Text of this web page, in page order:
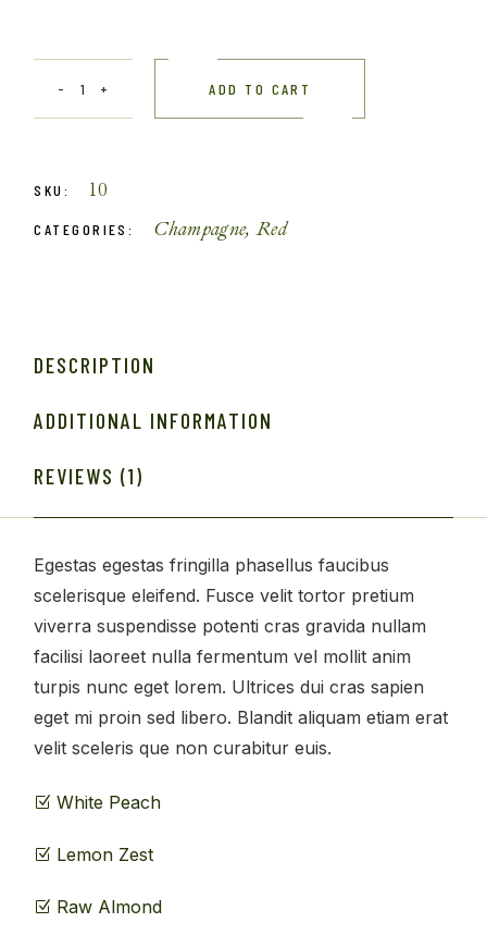
ADD TO CART
SKU: 10
CATEGORIES: Champagne,Red
DESCRIPTION
ADDITIONAL INFORMATION
REVIEWS (1)
Egestas egestas fringilla phasellus faucibus
scelerisque eleifend. Fusce velit tortor pretium
viverra suspendisse potenti cras gravida nullam
facilisi laoreet nulla fermentum vel mollit anim
turpis nunc eget lorem. Ultrices dui cras sapien
eget mi proin sed libero. Blandit aliquam etiam erat
velit sceleris que non curabitur euis.
White Peach
Lemon Zest
Raw Almond